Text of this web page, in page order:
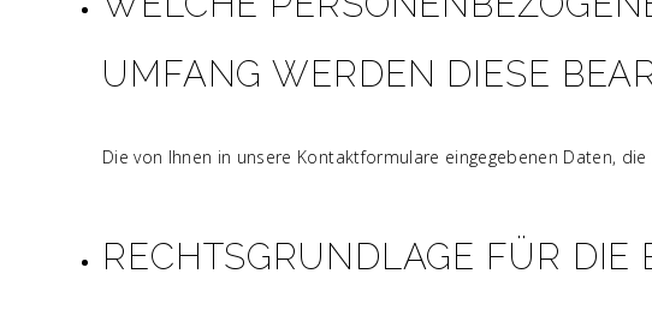
UMFANG WERDEN DIESE
Die von Ihnen in unsere Kontaktformulare eingegebenen Daten,
RECHTSGRUNDLAGE FÜR DIE